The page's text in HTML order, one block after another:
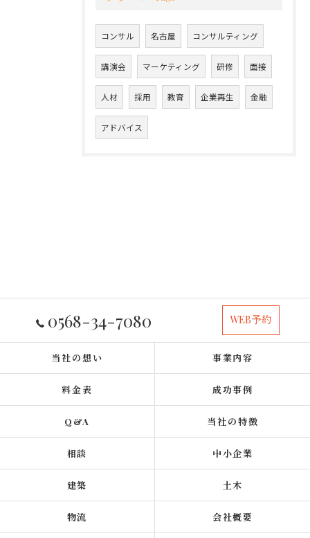
コンサル 名古屋 コンサルティング
講演会 マーケティング 研修 面接
人材 採用 教育 企業再生 金融
アドバイス
0568-34-7080 WEB予約
当社の想い 事業内容
料金表 成功事例
Q&A 当社の特徴
相談 中小企業
建築 土木
物流 会社概要